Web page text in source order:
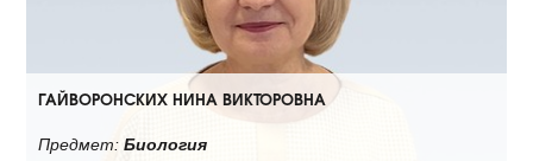
ГАЙВОРОНСКИХ НИНА ВИКТОРОВНА
Предмет: Биология